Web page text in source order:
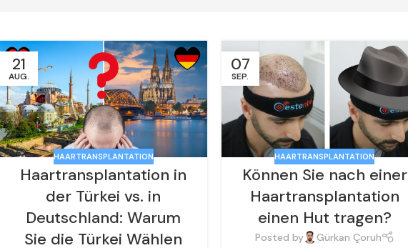
21
AUG.
HAARTRANSPLANTATION
Haartransplantation in
der Türkei vs. in
Deutschland: Warum
Sie die Türkei Wählen
07
SEP.
HAARTRANSPLANTATION
Können Sie nach einer
Haartransplantation
einen Hut tragen?
Posted by
Gürkan Çoruh